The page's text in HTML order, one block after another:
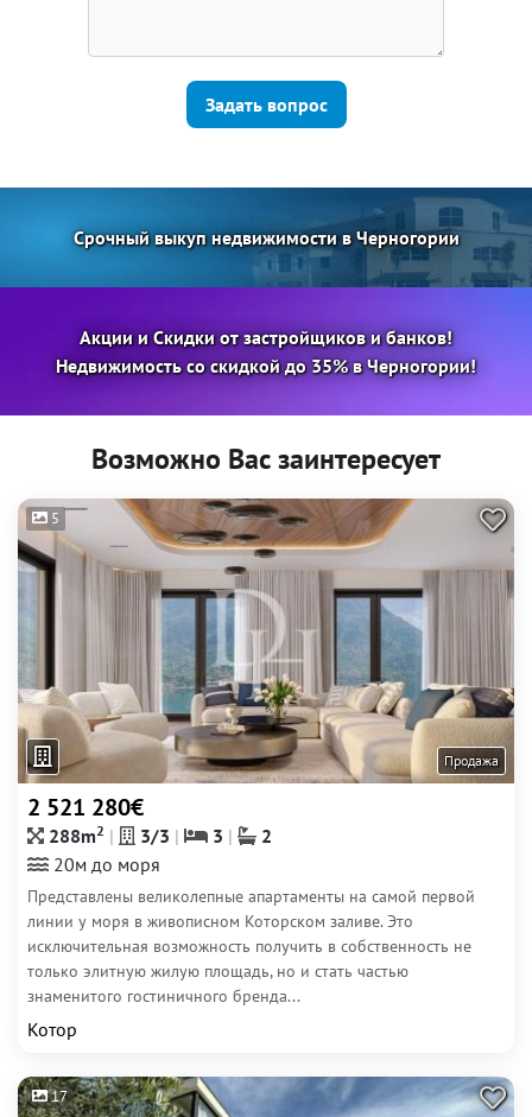
Задать вопрос
Срочный выкуп недвижимости в Черногории
Акции и Скидки от застройщиков и банков!
Недвижимость со скидкой до 35% в Черногории!
Возможно Вас заинтересует
5
Продажа
2 521 280€
288m2 3/3 3
2
20м до моря
Представлены великолепные апартаменты на самой первой
линии у моря в живописном Которском заливе. Это
исключительная возможность получить в собственность не
только элитную жилую площадь, но и стать частью
знаменитого гостиничного бренда...
Котор
17